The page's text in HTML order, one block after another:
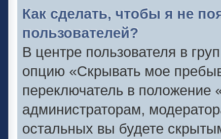
Как сделать, чтобы я не
пользователей?
В центре пользователя в
опцию «Скрывать мое
переключатель в положение
администраторам,
остальных вы будете